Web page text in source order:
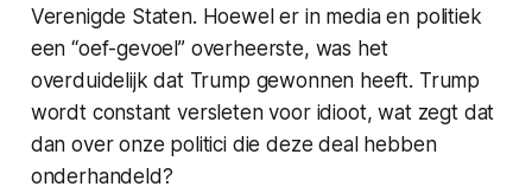
Verenigde Staten. Hoewel er in media en politiek
een “oef-gevoel” overheerste, was het
overduidelijk dat Trump gewonnen heeft. Trump
wordt constant versleten voor idioot, wat zegt dat
dan over onze politici die deze deal hebben
onderhandeld?